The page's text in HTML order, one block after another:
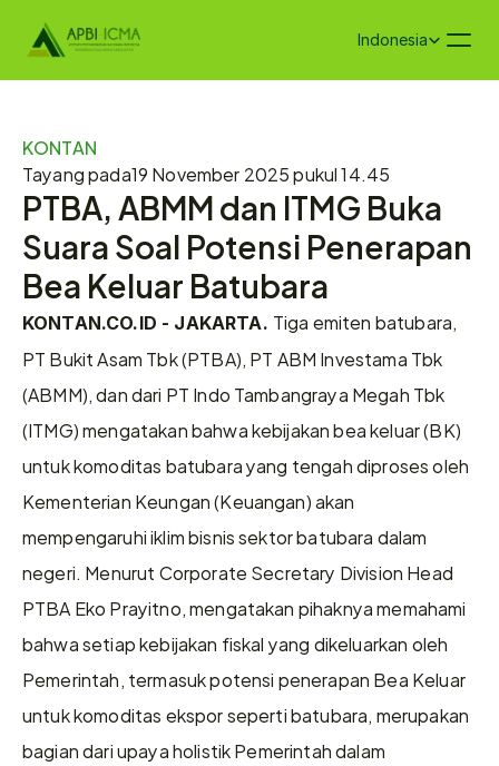
Select Language
Indonesia
KONTAN
Tayang pada19 November 2025 pukul 14.45
PTBA, ABMM dan ITMG Buka
Suara Soal Potensi Penerapan
Bea Keluar Batubara
KONTAN.CO.ID - JAKARTA. Tiga emiten batubara,
PT Bukit Asam Tbk (PTBA), PT ABM Investama Tbk
(ABMM), dan dari PT Indo Tambangraya Megah Tbk
(ITMG) mengatakan bahwa kebijakan bea keluar (BK)
untuk komoditas batubara yang tengah diproses oleh
Kementerian Keungan (Keuangan) akan
mempengaruhi iklim bisnis sektor batubara dalam
negeri. Menurut Corporate Secretary Division Head
PTBA Eko Prayitno, mengatakan pihaknya memahami
bahwa setiap kebijakan fiskal yang dikeluarkan oleh
Pemerintah, termasuk potensi penerapan Bea Keluar
untuk komoditas ekspor seperti batubara, merupakan
bagian dari upaya holistik Pemerintah dalam